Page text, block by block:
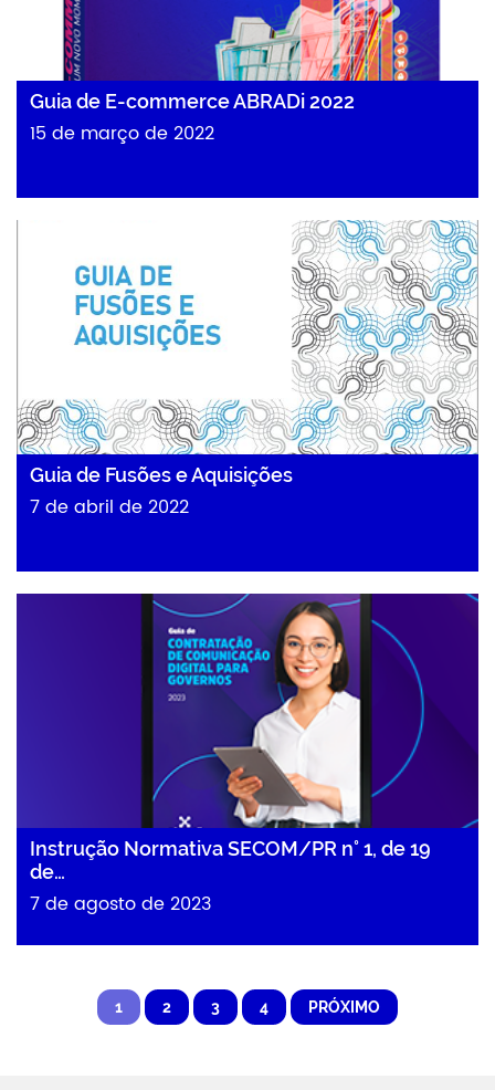
Guia de E-commerce ABRADi 2022
15 de março de 2022
Guia de Fusões e Aquisições
7 de abril de 2022
Instrução Normativa SECOM/PR n° 1, de 19
de…
7 de agosto de 2023
1 2 3 4 PRÓXIMO